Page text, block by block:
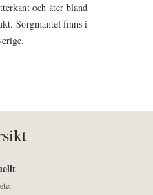
och äter bland
Sorgmantel finns i